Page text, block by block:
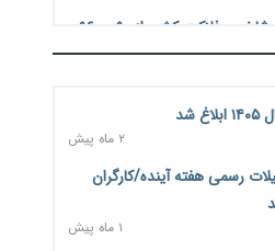
فشار اقتصادی در مسیر صعود؛ شاخص فلاکت کشور از ۹۰ به ۹۶
خرید اعتباری؛ فین‌تک‌ها وارد میدان
۲ روز پیش
۲ روز پیش
شد
۲ ماه پیش
رسمی هفته آینده/کارگران
۱ ماه پیش